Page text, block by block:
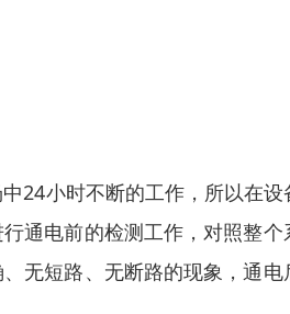
24小时不断的工作，所以在
通电前的检测工作，对照整
无短路、无断路的现象，通